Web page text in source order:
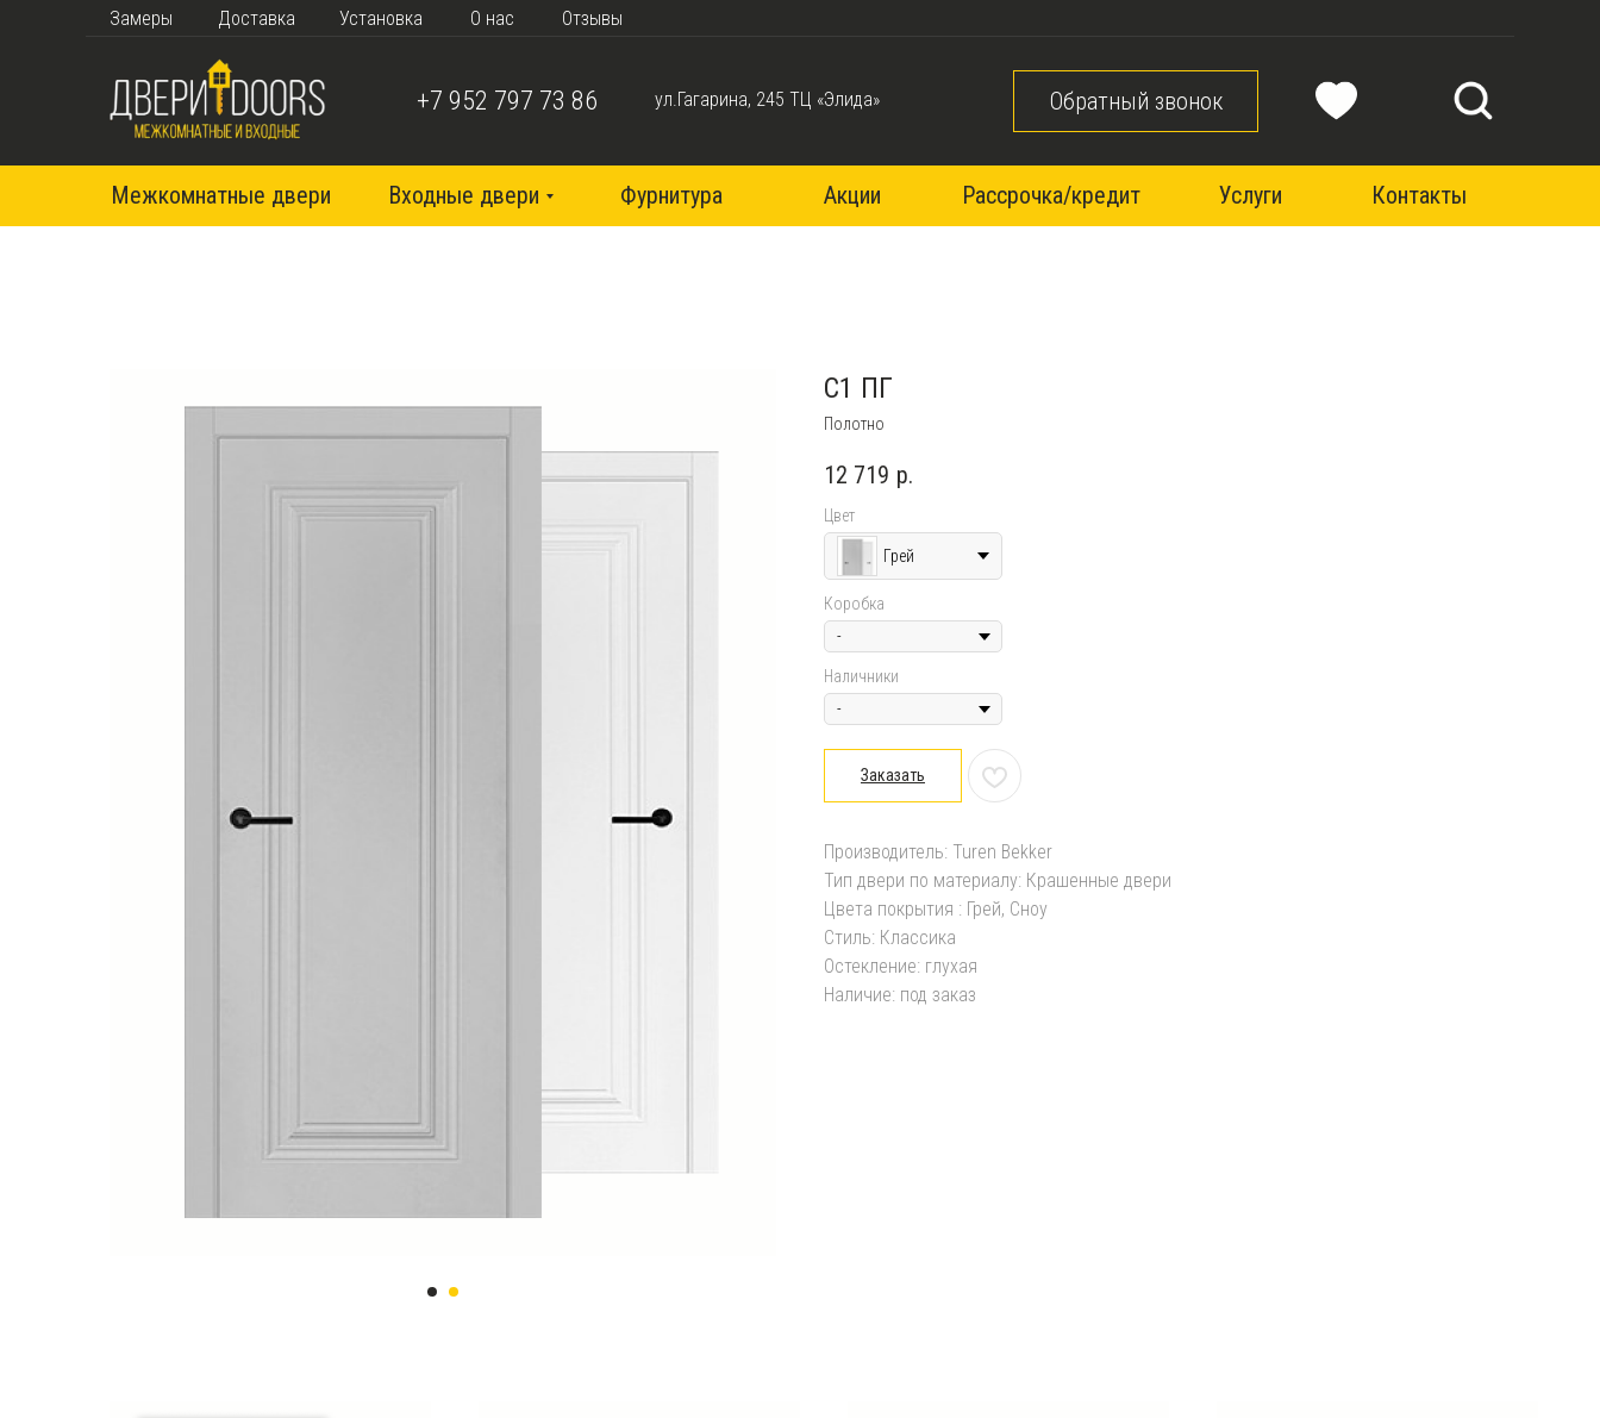
ул.Гагарина, 245 ТЦ «Элида» Обратный звонок
+7 952 797 73 86
Межкомнатные двери Входные двери Фурнитура Акции Услуги Контакты
Замеры Установка
Доставка Отзывы
О нас
Рассрочка/кредит
C1 ПГ
Полотно
12 719 р.
Цвет
Грей
Коробка
Наличники
Заказать
Производитель: Turen Bekker
Тип двери по материалу: Крашенные двери
Цвета покрытия : Грей, Сноу
Стиль: Классика
Остекление: глухая
Наличие: под заказ